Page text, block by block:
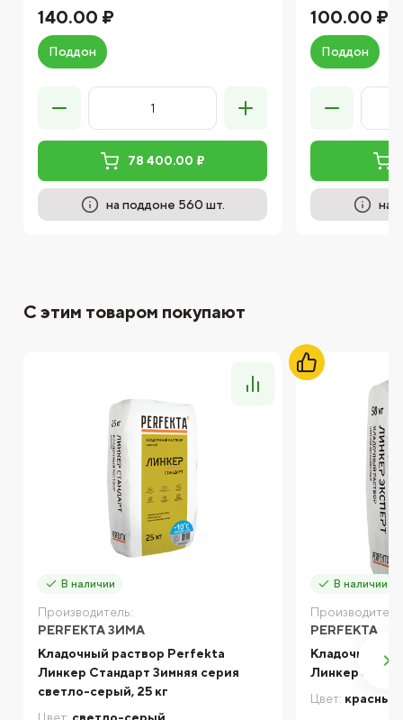
140.00 ₽
Поддон
78 400.00 ₽
на поддоне 560 шт.
100.00 ₽
Поддон
на
С этим товаром покупают
В наличии
Производитель:
PERFEKTA ЗИМА
Кладочный раствор Perfekta
Линкер Стандарт Зимняя серия
светло-серый, 25 кг
В наличии
PERFEKTA
Кладочный
Линкер
Цвет: красный